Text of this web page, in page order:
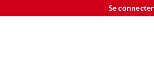
Se connecter